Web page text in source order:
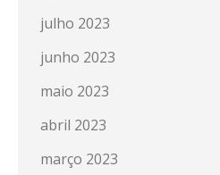
julho 2023
junho 2023
maio 2023
abril 2023
março 2023